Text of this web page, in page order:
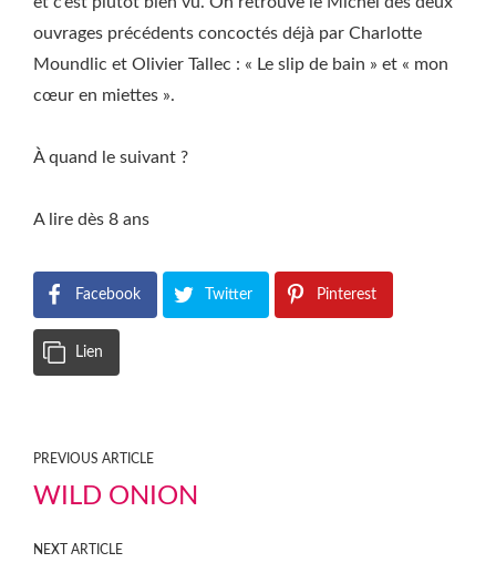
ouvrages précédents concoctés déjà par Charlotte
Moundlic et Olivier Tallec : « Le slip de bain » et « mon
cœur en miettes ».
À quand le suivant ?
A lire dès 8 ans
Facebook Twitter Pinterest
Lien
PREVIOUS ARTICLE
WILD ONION
NEXT ARTICLE